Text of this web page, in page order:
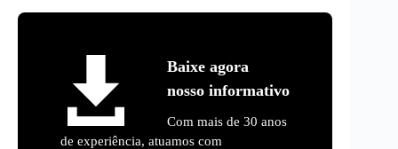
Baixe agora
nosso informativo
Com mais de 30 anos
de experiência, atuamos com